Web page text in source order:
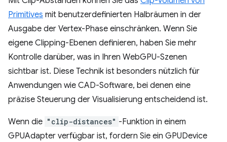
Primitives mit benutzerdefinierten Halbräumen in der
Ausgabe der Vertex-Phase einschränken. Wenn Sie
eigene Clipping-Ebenen definieren, haben Sie mehr
Kontrolle darüber, was in Ihren WebGPU-Szenen
sichtbar ist. Diese Technik ist besonders nützlich für
Anwendungen wie CAD-Software, bei denen eine
präzise Steuerung der Visualisierung entscheidend ist.
Wenn die "clip-distances" -Funktion in einem
GPUAdapter verfügbar ist, fordern Sie ein GPUDevice